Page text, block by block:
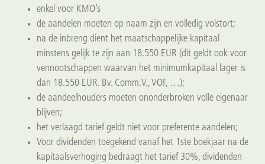
enkel voor KMO’s
de aandelen moeten op naam zijn en volledig volstort;
na de inbreng dient het maatschappelijke kapitaal
minstens gelijk te zijn aan 18.550 EUR (dit geldt ook voor
vennootschappen waarvan het minimumkapitaal lager is
dan 18.550 EUR. Bv. Comm.V., VOF, …);
de aandeelhouders moeten ononderbroken volle eigenaar
blijven;
het verlaagd tarief geldt niet voor preferente aandelen;
Voor dividenden toegekend vanaf het 1ste boekjaar na de
kapitaalsverhoging bedraagt het tarief 30%, dividenden